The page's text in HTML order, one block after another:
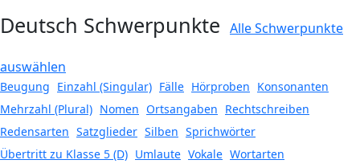
Deutsch Schwerpunkte Alle Schwerpunkte
auswählen
Beugung Einzahl (Singular) Fälle Hörproben Konsonanten
Mehrzahl (Plural) Nomen Ortsangaben Rechtschreiben
Redensarten Satzglieder Silben Sprichwörter
Übertritt zu Klasse 5 (D) Umlaute Vokale Wortarten